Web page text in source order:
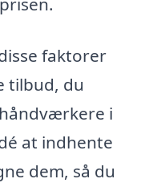
faktorer
tilbud, du
i
at indhente
dem, så du